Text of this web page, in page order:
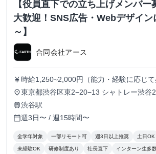
【役員直下での立ち上げメンバ
大歓迎！SNS広告・Webデザイン
～】
合同会社アース
currency_yen 時給1,250~2,000円（能力・経験に応じて
place東京都渋谷区東2−20−13 シャトレー渋谷
train渋谷駅
calendar_today週3日〜 / 週15時間〜
全学年対象 一部リモート可 週3日以上推奨 土日OK
未経験OK 研修制度あり 社長直下 インターン生多